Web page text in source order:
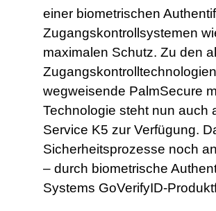
einer biometrischen
Zugangskontrollsystemen
maximalen Schutz. Zu den
wegweisende PalmSecure
Technologie steht nun auch
Service K5 zur Verfügung.
Sicherheitsprozesse noch
– durch biometrische
Systems GoVerifyID-